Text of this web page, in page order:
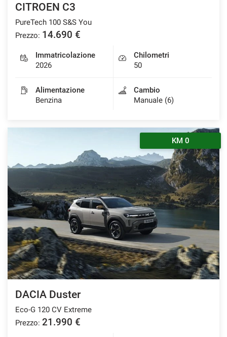
CITROEN C3
PureTech 100 S&S You
Prezzo: 14.690 €
Immatricolazione
2026
Chilometri
50
Alimentazione
Benzina
Cambio
Manuale (6)
KM 0
DACIA Duster
Eco-G 120 CV Extreme
Prezzo: 21.990 €